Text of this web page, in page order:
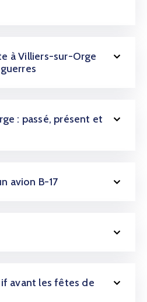
à Villiers-sur-Orge
: passé, présent et
avion B-17
avant les fêtes de